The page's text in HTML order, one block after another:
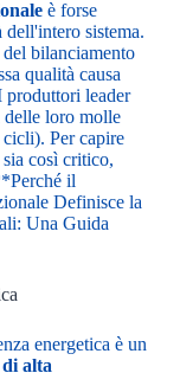
è forse
sistema.
bilanciamento
qualità causa
produttori leader
delle loro molle
Per capire
così critico,
il
Definisce la
Una Guida
energetica è un
alta